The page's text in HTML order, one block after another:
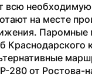
всю
на месте
Паромные
Краснодарского
280 от Ростова-